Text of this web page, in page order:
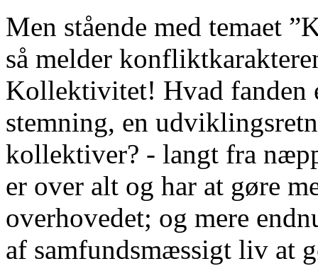
Men stående med temaet
så melder
Kollektivitet! Hvad fanden
stemning, en
kollektiver? - langt fra
er over alt og har at gøre
overhovedet; og mere
af samfundsmæssigt liv at